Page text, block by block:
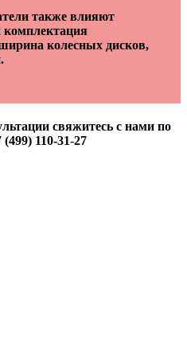
также влияют
комплектация
колесных дисков,
свяжитесь с нами по
110-31-27